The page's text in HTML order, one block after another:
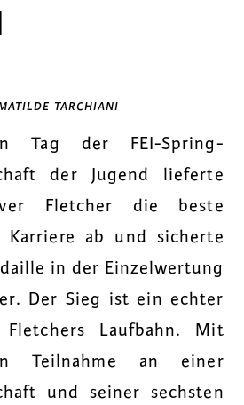
TARCHIANI
Tag der FEI-Spring-
der Jugend lieferte
Fletcher die beste
Karriere ab und sicherte
in der Einzelwertung
Der Sieg ist ein echter
Laufbahn. Mit
Teilnahme an einer
und seiner sechsten